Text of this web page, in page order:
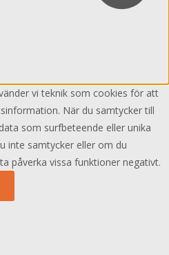
vi teknik som cookies för att
När du samtycker till
som surfbeteende eller unika
inte samtycker eller om du
påverka vissa funktioner negativt.